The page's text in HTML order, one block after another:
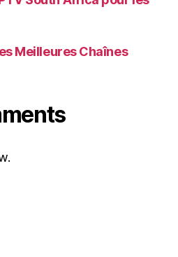
Meilleures Chaînes